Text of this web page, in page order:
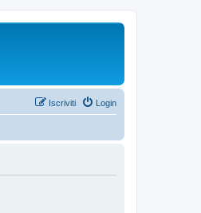
Login
Iscriviti